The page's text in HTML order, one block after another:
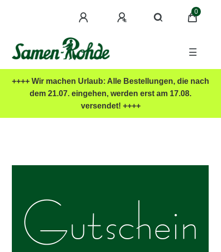
0
☰
++++ Wir machen Urlaub: Alle Bestellungen, die nach
dem 21.07. eingehen, werden erst am 17.08.
versendet! ++++